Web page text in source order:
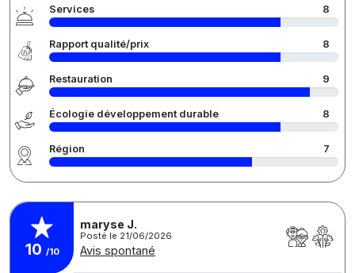
Services 8
Rapport qualité/prix 8
Restauration 9
Écologie développement durable 8
Région 7
10 /10
maryse J.
Posté le 21/06/2026
Avis spontané